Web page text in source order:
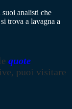
suoi analisti che
trova a lavagna a
quote
puoi visitare